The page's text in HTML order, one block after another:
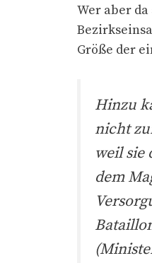
Wer aber
Größe der
Hinzu
nicht
weil sie
dem